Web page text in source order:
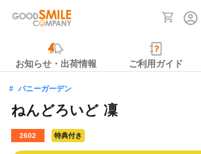
お知らせ・出荷情報 ご利用ガイド
バニーガーデン
ねんどろいど 凜
2602 特典付き